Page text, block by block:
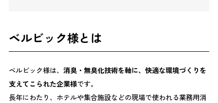
ベルビック様とは
ベルビック様は、 消臭・無臭化技術を軸に、快適な環境づくりを
支えてこられた企業様です。
長年にわたり、ホテルや集合施設などの現場で使われる業務用消